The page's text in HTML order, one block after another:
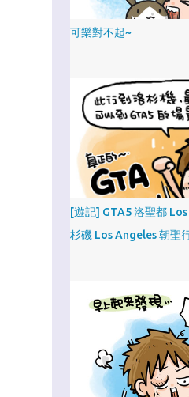
可樂對不起~
[遊記] GTA5 洛聖都
杉磯 Los Angeles 朝聖